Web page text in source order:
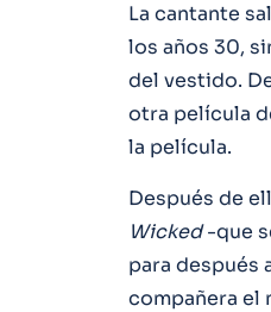
La cantante
los años 30,
del vestido.
otra película
la película.
Después de
Wicked-que
para después
compañera el